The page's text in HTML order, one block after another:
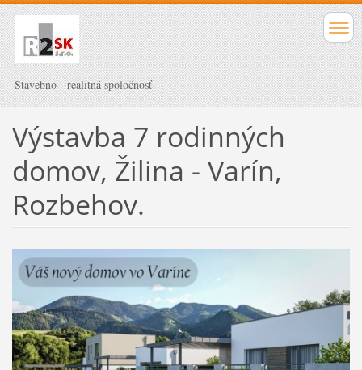
Stavebno - realitná spoločnosť
Výstavba 7 rodinných
domov, Žilina - Varín,
Rozbehov.